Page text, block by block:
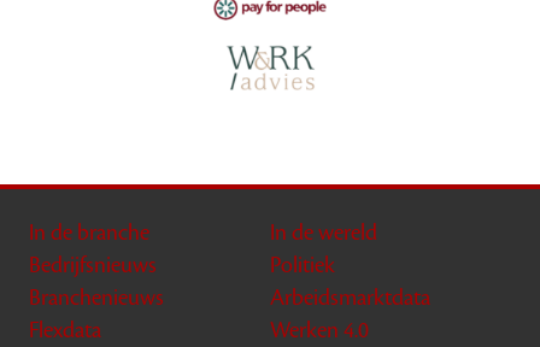
In de branche
Bedrijfsnieuws
Branchenieuws
Flexdata
In de wereld
Politiek
Arbeidsmarktdata
Werken 4.0